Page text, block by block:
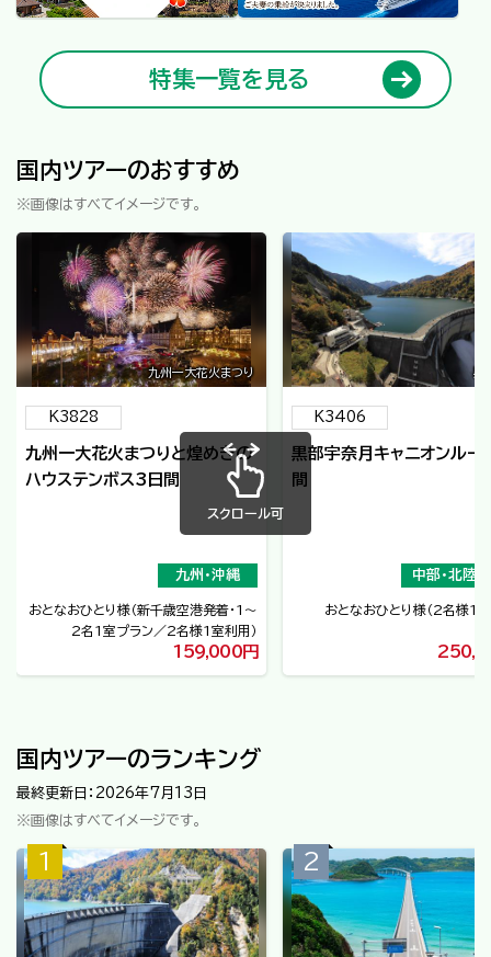
特集一覧を見る
国内ツアーのおすすめ
※画像はすべてイメージです。
九州一大花火まつり
K3828
九州一大花火まつりと煌めきの
ハウステンボス3日間
九州・沖縄
おとなおひとり様（新千歳空港発着・1～
2名1室プラン
2名様1室利用 ）
159,000円
黒
K3406
黒部宇奈月キャニオンルー
間
中部・北陸・
おとなおひとり様（2名様1
スクロール可
国内ツアーのランキング
最終更新日：2026年7月13日
※画像はすべてイメージです。